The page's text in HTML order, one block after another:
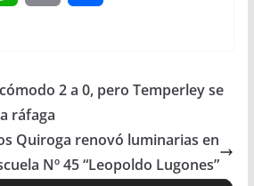
t
s
A
i
r
2 a 0, pero Temperley se
ráfaga
Quiroga renovó luminarias en
Nº 45 “Leopoldo Lugones”